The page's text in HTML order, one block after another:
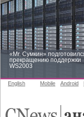
«Mr. Сумкин»
прекращению поддержки
WS2003
English Mobile Android